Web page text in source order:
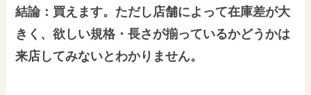
結論：買えます。ただし店舗によって在庫差が大
きく、欲しい規格・長さが揃っているかどうかは
来店してみないとわかりません。